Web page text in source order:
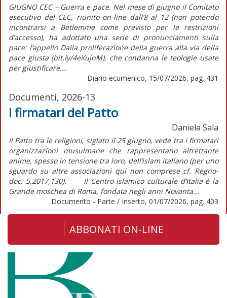
GIUGNO CEC – Guerra e pace. Nel mese di giugno il Comitato
esecutivo del CEC, riunito on-line dall’8 al 12 (non potendo
incontrarsi a Betlemme come previsto per le restrizioni
d’accesso), ha adottato una serie di pronunciamenti sulla
pace: l’appello Dalla proliferazione della guerra alla via della
pace giusta (bit.ly/4eXujnM), che condanna le teologie usate
per giustificare...
Diario ecumenico, 15/07/2026, pag. 431
Documenti, 2026-13
I firmatari del Patto
Daniela Sala
Il Patto tra le religioni, siglato il 25 giugno, vede tra i firmatari
organizzazioni musulmane che rappresentano altrettante
anime, spesso in tensione tra loro, dell’islam italiano (per uno
sguardo su altre associazioni qui non comprese cf. Regno-
doc. 5,2017,130). Il Centro islamico culturale d’Italia è la
Grande moschea di Roma, fondata negli anni Novanta...
Documento - Parte / Inserto, 01/07/2026, pag. 403
ABBONATI ON-LINE